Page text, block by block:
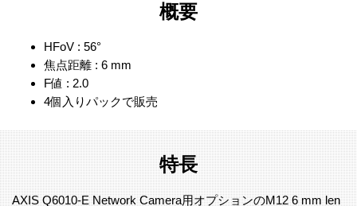
概要
HFoV : 56°
焦点距離 : 6 mm
F値 : 2.0
4個入りパックで販売
特長
AXIS Q6010-E Network Camera用オプションのM12 6 mm len